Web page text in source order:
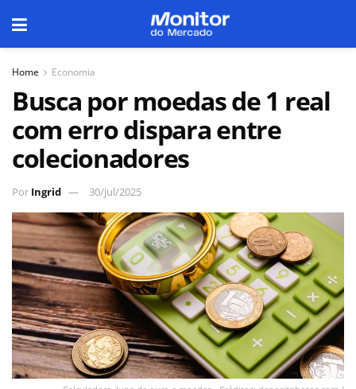
Home Economia
Busca por moedas de 1 real
com erro dispara entre
colecionadores
Por Ingrid 30/jul/2025